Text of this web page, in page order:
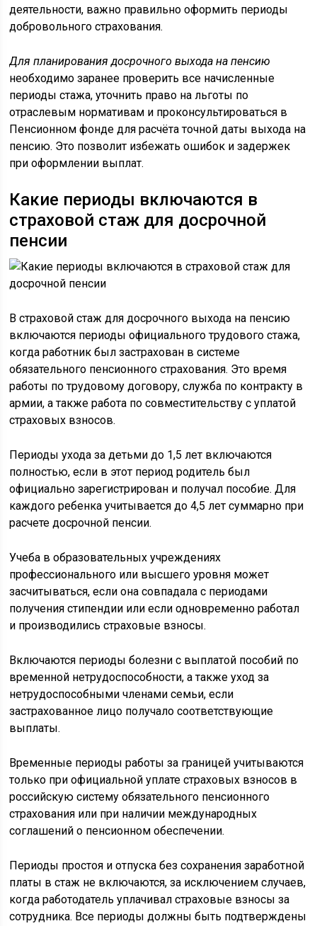
деятельности, важно правильно оформить периоды
добровольного страхования.
Для планирования досрочного выхода на пенсию
необходимо заранее проверить все начисленные
периоды стажа, уточнить право на льготы по
отраслевым нормативам и проконсультироваться в
Пенсионном фонде для расчёта точной даты выхода на
пенсию. Это позволит избежать ошибок и задержек
при оформлении выплат.
Какие периоды включаются в
страховой стаж для досрочной
пенсии
В страховой стаж для досрочного выхода на пенсию
включаются периоды официального трудового стажа,
когда работник был застрахован в системе
обязательного пенсионного страхования. Это время
работы по трудовому договору, служба по контракту в
армии, а также работа по совместительству с уплатой
страховых взносов.
Периоды ухода за детьми до 1,5 лет включаются
полностью, если в этот период родитель был
официально зарегистрирован и получал пособие. Для
каждого ребенка учитывается до 4,5 лет суммарно при
расчете досрочной пенсии.
Учеба в образовательных учреждениях
профессионального или высшего уровня может
засчитываться, если она совпадала с периодами
получения стипендии или если одновременно работал
и производились страховые взносы.
Включаются периоды болезни с выплатой пособий по
временной нетрудоспособности, а также уход за
нетрудоспособными членами семьи, если
застрахованное лицо получало соответствующие
выплаты.
Временные периоды работы за границей учитываются
только при официальной уплате страховых взносов в
российскую систему обязательного пенсионного
страхования или при наличии международных
соглашений о пенсионном обеспечении.
Периоды простоя и отпуска без сохранения заработной
платы в стаж не включаются, за исключением случаев,
когда работодатель уплачивал страховые взносы за
сотрудника. Все периоды должны быть подтверждены